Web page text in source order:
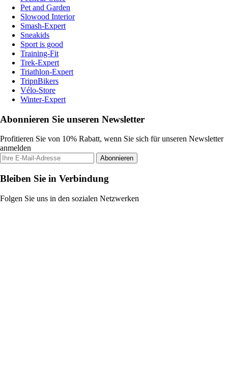
Pet and Garden
Slowood Interior
Smash-Expert
Sneakids
Sport is good
Training-Fit
Trek-Expert
Triathlon-Expert
TripnBikers
Vélo-Store
Winter-Expert
Abonnieren Sie unseren Newsletter
Profitieren Sie von 10% Rabatt, wenn Sie sich für unseren Newsletter
anmelden
Abonnieren
Bleiben Sie in Verbindung
Folgen Sie uns in den sozialen Netzwerken